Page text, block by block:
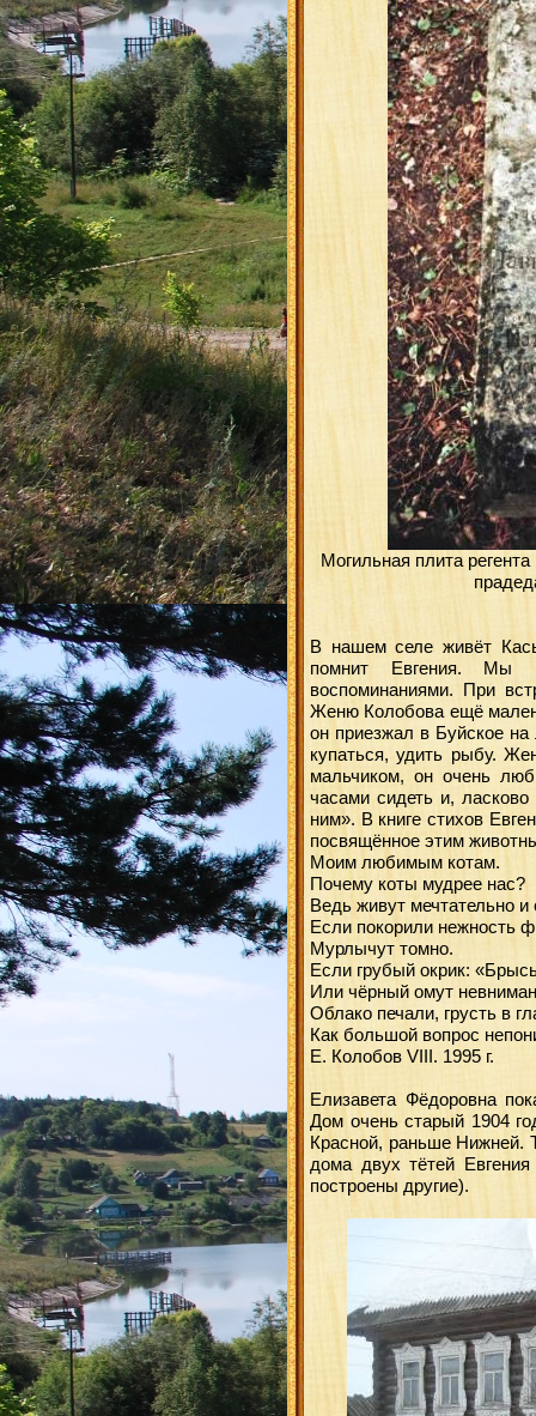
Могильная плита
В нашем селе живёт
помнит Евгения. Мы
воспоминаниями. При
Женю Колобова ещё
он приезжал в Буйское
купаться, удить рыбу.
мальчиком, он очень
часами сидеть и, ласково
ним». В книге стихов
посвящённое этим
Моим любимым котам.
Почему коты мудрее нас?
Ведь живут мечтательно
Если покорили нежность
Мурлычут томно.
Если грубый окрик:
Или чёрный омут
Облако печали, грусть в
Как большой вопрос
Е. Колобов VIII. 1995 г.
Елизавета Фёдоровна
Дом очень старый 1904
Красной, раньше Нижней.
дома двух тётей
построены другие).